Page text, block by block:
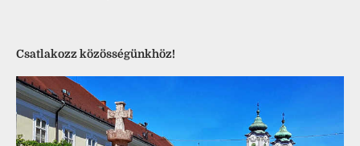
Csatlakozz közösségünkhöz!